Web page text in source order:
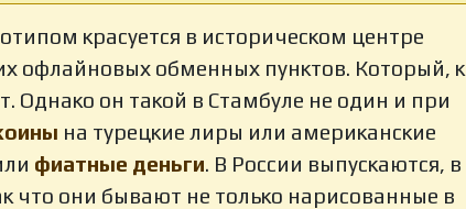
красуется в историческом центре
офлайновых обменных пунктов. Который, к
он такой в Стамбуле не один и при
на турецкие лиры или американские
фиатные деньги. В России выпускаются, в
что они бывают не только нарисованные в